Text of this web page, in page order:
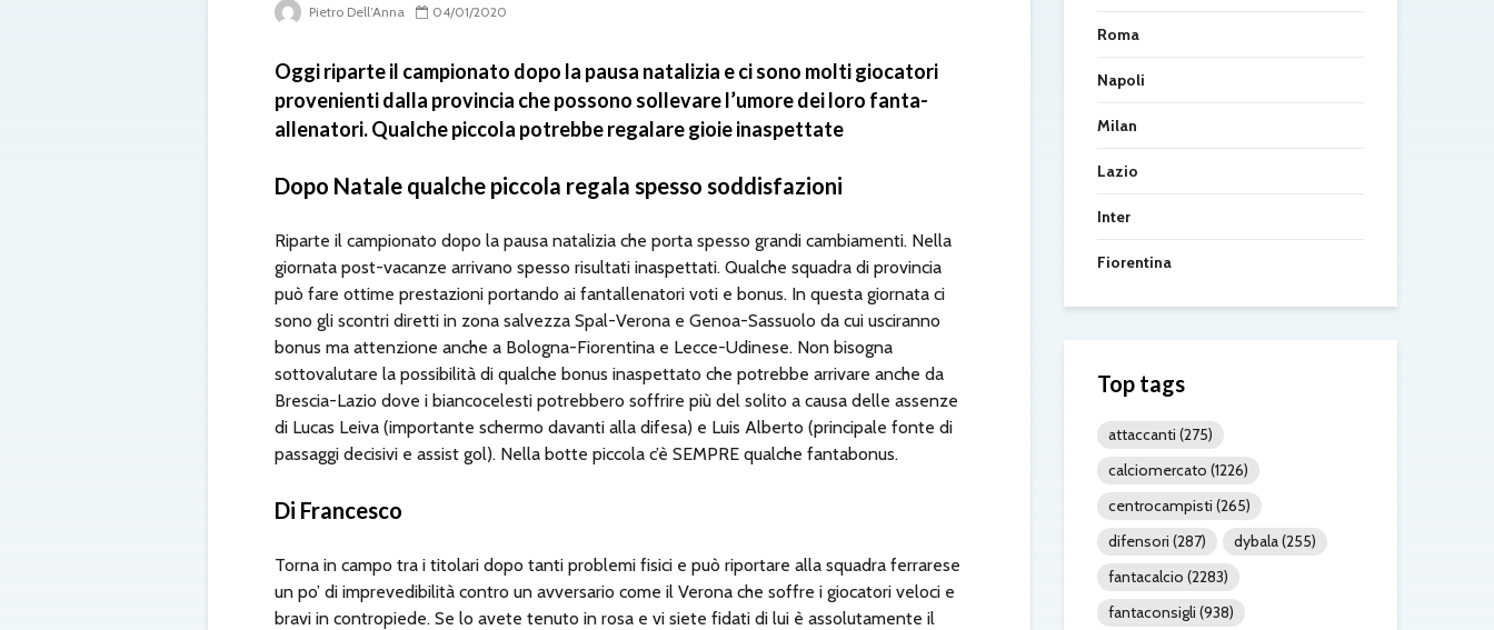
Pietro Dell’Anna 04/01/2020
Oggi riparte il campionato dopo la pausa natalizia e ci sono molti giocatori
provenienti dalla provincia che possono sollevare l’umore dei loro fanta-
allenatori. Qualche piccola potrebbe regalare gioie inaspettate
Dopo Natale qualche piccola regala spesso soddisfazioni
Riparte il campionato dopo la pausa natalizia che porta spesso grandi cambiamenti. Nella
giornata post-vacanze arrivano spesso risultati inaspettati. Qualche squadra di provincia
può fare ottime prestazioni portando ai fantallenatori voti e bonus. In questa giornata ci
sono gli scontri diretti in zona salvezza Spal-Verona e Genoa-Sassuolo da cui usciranno
bonus ma attenzione anche a Bologna-Fiorentina e Lecce-Udinese. Non bisogna
sottovalutare la possibilità di qualche bonus inaspettato che potrebbe arrivare anche da
Brescia-Lazio dove i biancocelesti potrebbero soffrire più del solito a causa delle assenze
di Lucas Leiva (importante schermo davanti alla difesa) e Luis Alberto (principale fonte di
passaggi decisivi e assist gol). Nella botte piccola c’è SEMPRE qualche fantabonus.
Di Francesco
Torna in campo tra i titolari dopo tanti problemi fisici e può riportare alla squadra ferrarese
un po’ di imprevedibilità contro un avversario come il Verona che soffre i giocatori veloci e
bravi in contropiede. Se lo avete tenuto in rosa e vi siete fidati di lui è assolutamente il
Roma
Napoli
Milan
Lazio
Inter
Fiorentina
Top tags
attaccanti (275)
calciomercato (1226)
centrocampisti (265)
difensori (287) dybala(255)
fantacalcio (2283)
fantaconsigli (938)